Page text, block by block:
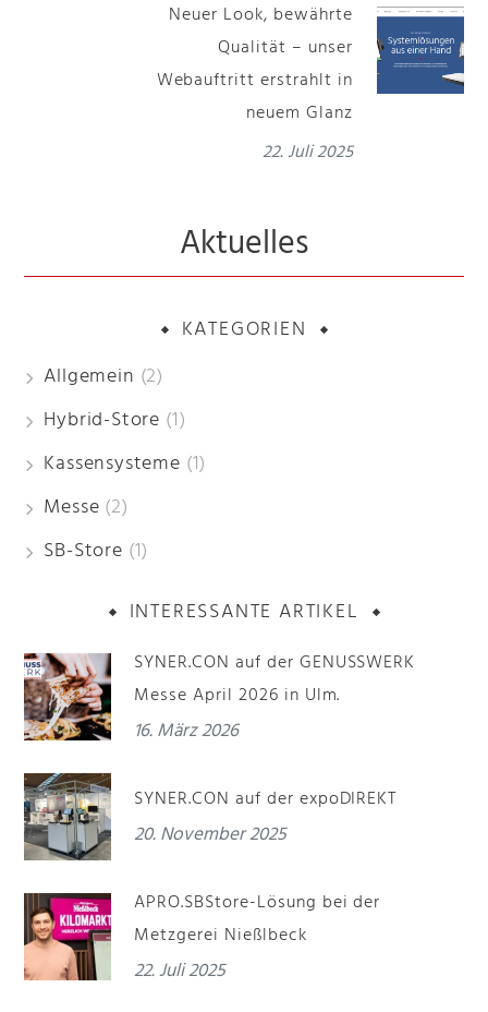
Neuer Look, bewährte
Qualität – unser
Webauftritt erstrahlt in
neuem Glanz
22. Juli 2025
Aktuelles
KATEGORIEN
Allgemein (2)
Hybrid-Store (1)
Kassensysteme (1)
Messe (2)
SB-Store (1)
INTERESSANTE ARTIKEL
SYNER.CON auf der GENUSSWERK
Messe April 2026 in Ulm.
16. März 2026
SYNER.CON auf der expoDIREKT
20. November 2025
APRO.SBStore-Lösung bei der
Metzgerei Nießlbeck
22. Juli 2025